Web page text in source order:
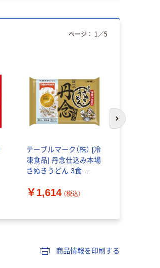
テーブルマーク（株） [冷
凍食品] 丹念仕込み本場
さぬきうどん 3食
4901520136100（直送
￥1,614 （税込）
ページ： 1 ／5
次のスライド
商品情報を印刷する